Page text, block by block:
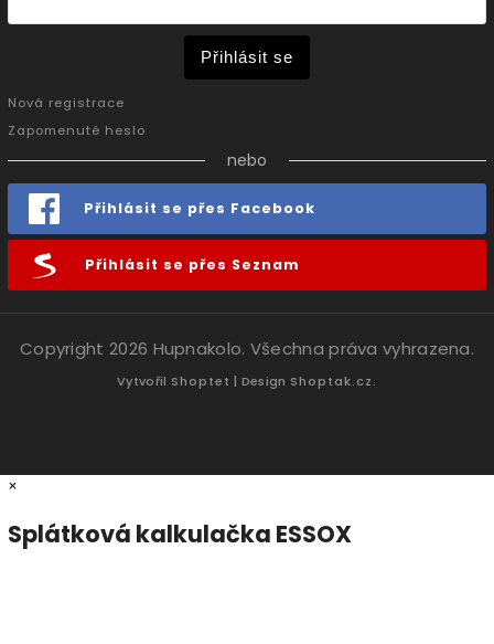
Přihlásit se
Nová registrace
Zapomenuté heslo
nebo
Přihlásit se přes Facebook
Přihlásit se přes Seznam
Copyright 2026 Hupnakolo. Všechna práva vyhrazena.
Vytvořil Shoptet | Design Shoptak.cz.
×
Splátková kalkulačka ESSOX